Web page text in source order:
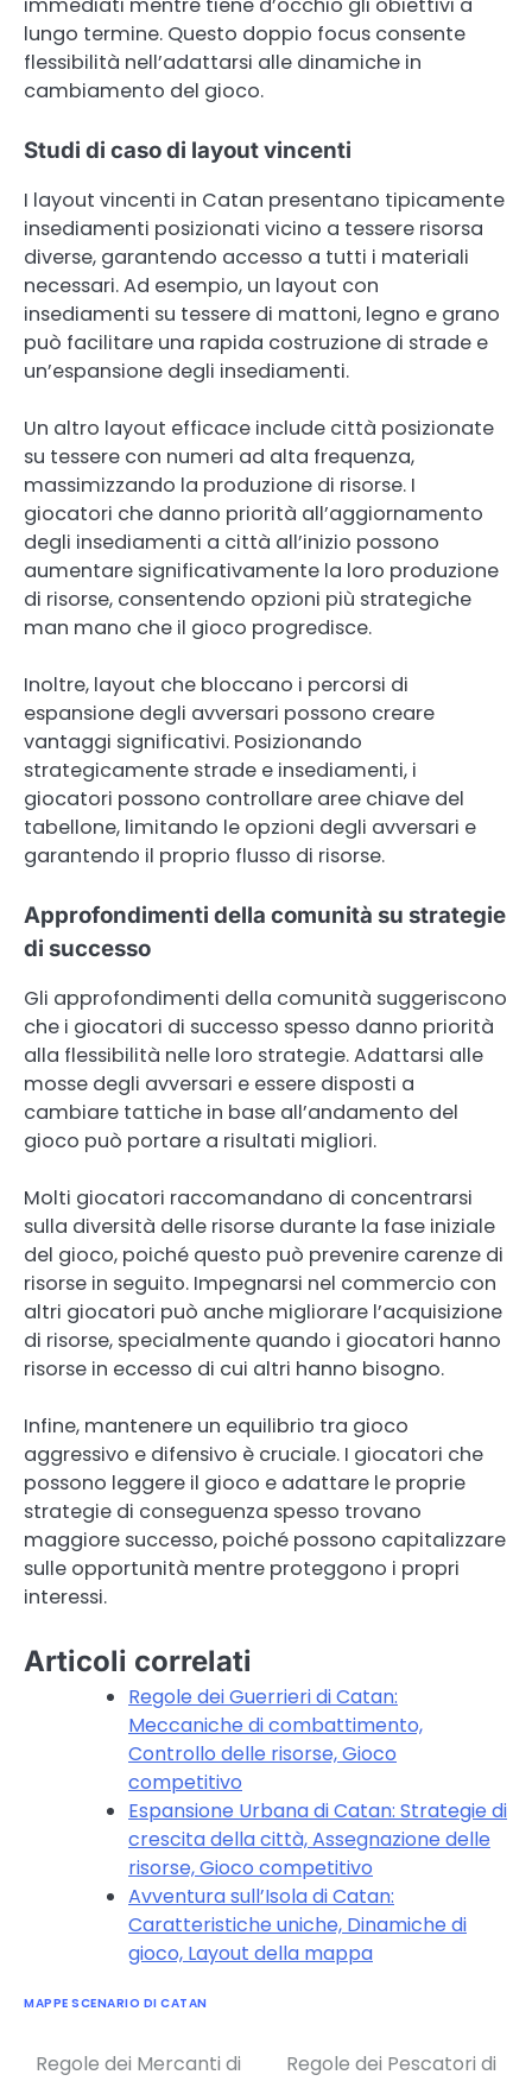
lungo termine. Questo doppio focus consente
flessibilità nell’adattarsi alle dinamiche in
cambiamento del gioco.
Studi di caso di layout vincenti
I layout vincenti in Catan presentano tipicamente
insediamenti posizionati vicino a tessere risorsa
diverse, garantendo accesso a tutti i materiali
necessari. Ad esempio, un layout con
insediamenti su tessere di mattoni, legno e grano
può facilitare una rapida costruzione di strade e
un’espansione degli insediamenti.
Un altro layout efficace include città posizionate
su tessere con numeri ad alta frequenza,
massimizzando la produzione di risorse. I
giocatori che danno priorità all’aggiornamento
degli insediamenti a città all’inizio possono
aumentare significativamente la loro produzione
di risorse, consentendo opzioni più strategiche
man mano che il gioco progredisce.
Inoltre, layout che bloccano i percorsi di
espansione degli avversari possono creare
vantaggi significativi. Posizionando
strategicamente strade e insediamenti, i
giocatori possono controllare aree chiave del
tabellone, limitando le opzioni degli avversari e
garantendo il proprio flusso di risorse.
Approfondimenti della comunità su strategie
di successo
Gli approfondimenti della comunità suggeriscono
che i giocatori di successo spesso danno priorità
alla flessibilità nelle loro strategie. Adattarsi alle
mosse degli avversari e essere disposti a
cambiare tattiche in base all’andamento del
gioco può portare a risultati migliori.
Molti giocatori raccomandano di concentrarsi
sulla diversità delle risorse durante la fase iniziale
del gioco, poiché questo può prevenire carenze di
risorse in seguito. Impegnarsi nel commercio con
altri giocatori può anche migliorare l’acquisizione
di risorse, specialmente quando i giocatori hanno
risorse in eccesso di cui altri hanno bisogno.
Infine, mantenere un equilibrio tra gioco
aggressivo e difensivo è cruciale. I giocatori che
possono leggere il gioco e adattare le proprie
strategie di conseguenza spesso trovano
maggiore successo, poiché possono capitalizzare
sulle opportunità mentre proteggono i propri
interessi.
Articoli correlati
Regole dei Guerrieri di Catan:
Meccaniche di combattimento,
Controllo delle risorse, Gioco
competitivo
Espansione Urbana di Catan: Strategie di
crescita della città, Assegnazione delle
risorse, Gioco competitivo
Avventura sull’Isola di Catan:
Caratteristiche uniche, Dinamiche di
gioco, Layout della mappa
MAPPE SCENARIO DI CATAN
Post
Regole dei Mercanti di
Regole dei Pescatori di